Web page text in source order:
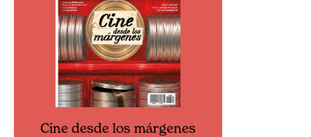
Cine desde los márgenes